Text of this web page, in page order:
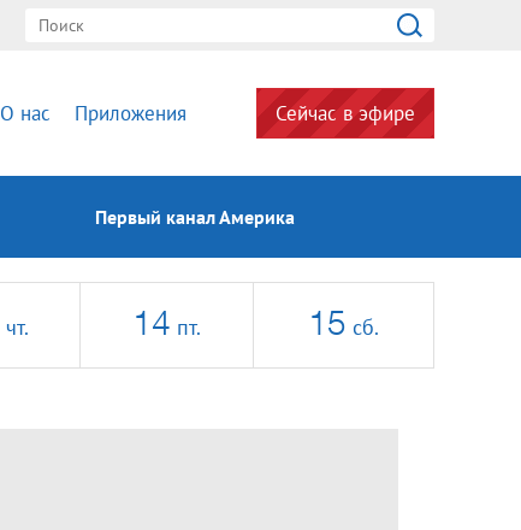
О нас Приложения Сейчас в эфире
Первый канал Америка
чт. 14 пт. 15 сб.